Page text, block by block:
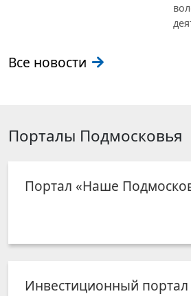
Все новости
Порталы Подмосковья
Портал «Наше
Инвестиционный портал